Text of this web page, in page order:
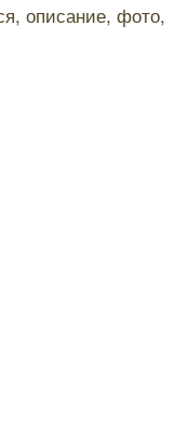
описание, фото,